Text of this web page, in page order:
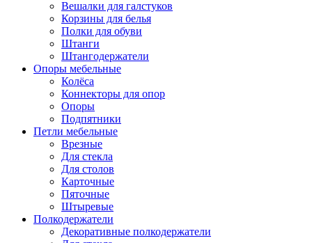
Вешалки для галстуков
Корзины для белья
Полки для обуви
Штанги
Штангодержатели
Опоры мебельные
Колёса
Коннекторы для опор
Опоры
Подпятники
Петли мебельные
Врезные
Для стекла
Для столов
Карточные
Пяточные
Штыревые
Полкодержатели
Декоративные полкодержатели